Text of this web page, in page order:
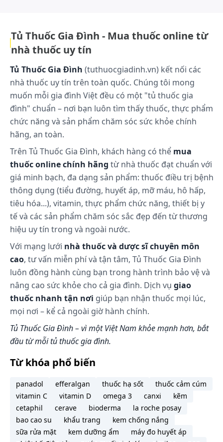
xoay phần thân lọ để mở nắp. 4. Đặt phần mở của lọ
vào bình chứa của máy khí dung và bóp từ từ, chú ý
bóp hết thuốc trong lọ. 5. Chuẩn bị máy khí dung và
sử dụng theo chỉ dẫn. 6. Sau khi sử dụng xong, cần
bỏ hết dịch còn thừa trong bình chứa của máy khí
dung, sau đó lau sạch máy phun khí dung theo như
hướng dẫn trong máy. Có thể sử dụng mặt nạ, thiết
bị chữ T hoặc qua ống nội khí quản để phân phối
thuốc. Lưu ý: Súc miệng kỹ với nước sau mỗi lần khí
dung. Nếu dùng mặt nạ, phải đảm bảo đặt khít mặt
nạ đang được phun khí dung. Rửa mặt sau mỗi lần
điều trị.
Tác dụng phụ có thể gặp:
Thường gặp (>1%): Mũi họng: Khàn giọng, đau kích
thích cổ họng, kích thích lưỡi và miệng, khô miệng,
nấm Candida miệng. Hô hấp: Ho Ít gặp (<1%) Mũi
họng: Kích thích thanh quản, vị giác kém. Tiêu hóa:
Tiêu chảy, buồn nôn. Phản ứng quá mẫn: Các phản
ứng quá mẫn tức thời và muộn như phản ứng da
(nổi mề đay, ban đỏ, viêm da), co thắt phế quản,
phù mạch và phản ứng phản vệ. Hệ thần kinh trung
ương: Nhức đầu, choáng váng, cảm giác khát, mệt
mỏi. Rối loạn chuyển hóa và dinh dưỡng: Tăng cân
Nhiễm nấm Candida ở miệng hầu phát triển, có thể
điều trị với thuốc kháng nấm thích hợp trong khi
vẫn tiếp tục sử dụng Zensonid. Có thể giảm thiểu
nhiễm nấm Candida bằng cách súc miệng sau mỗi
lần hít. Có thể xảy ra kích ứng da mặt trong một vài
nạ. Để ngăn ngừa sự kích ứng, nên rửa mặt sau
mỗi lần sử dụng thuốc qua máy xông khí dung và
mặt nạ. Hiếm khi gây co thắt phế quản ở bệnh nhân
nhạy cảm. Cơn co thắt phế quản có thể được điều
trị bằng thuốc cường giao cảm beta 2 dạng hít.
Tủ Thuốc Gia Đình - Mua thuốc online từ
nhà thuốc uy tín
Tủ Thuốc Gia Đình (tuthuocgiadinh.vn) kết nối các
nhà thuốc uy tín trên toàn quốc. Chúng tôi mong
muốn mỗi gia đình Việt đều có một "tủ thuốc gia
đình" chuẩn – nơi bạn luôn tìm thấy thuốc, thực phẩm
chức năng và sản phẩm chăm sóc sức khỏe chính
hãng, an toàn.
Trên Tủ Thuốc Gia Đình, khách hàng có thể mua
thuốc online chính hãng từ nhà thuốc đạt chuẩn với
giá minh bạch, đa dạng sản phẩm: thuốc điều trị bệnh
thông dụng (tiểu đường, huyết áp, mỡ máu, hô hấp,
tiêu hóa...), vitamin, thực phẩm chức năng, thiết bị y
tế và các sản phẩm chăm sóc sắc đẹp đến từ thương
hiệu uy tín trong và ngoài nước.
Với mạng lưới nhà thuốc và dược sĩ chuyên môn
cao, tư vấn miễn phí và tận tâm, Tủ Thuốc Gia Đình
luôn đồng hành cùng bạn trong hành trình bảo vệ và
nâng cao sức khỏe cho cả gia đình. Dịch vụ giao
thuốc nhanh tận nơi giúp bạn nhận thuốc mọi lúc,
mọi nơi – kể cả ngoài giờ hành chính.
Tủ Thuốc Gia Đình – vì một Việt Nam khỏe mạnh hơn, bắt
đầu từ mỗi tủ thuốc gia đình.
Từ khóa phổ biến
panadol efferalgan thuốc hạ sốt
thuốc cảm cúm
vitamin C
vitamin D omega 3 canxi
kẽm
cetaphil
cerave bioderma
la roche posay
bao cao su
khẩu trang
kem chống nắng
sữa rửa mặt
kem dưỡng ẩm
máy đo huyết áp